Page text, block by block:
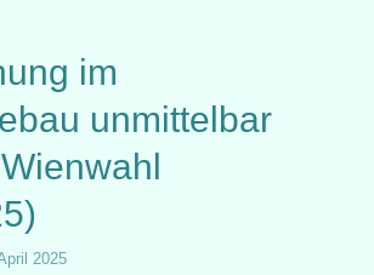
im
unmittelbar
2025